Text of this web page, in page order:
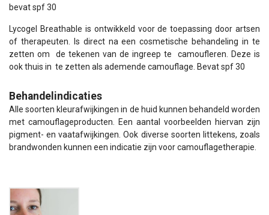
bevat spf 30
Lycogel Breathable is ontwikkeld voor de toepassing door artsen
of therapeuten. Is direct na een cosmetische behandeling in te
zetten om de tekenen van de ingreep te camoufleren. Deze is
ook thuis in te zetten als ademende camouflage. Bevat spf 30
Behandelindicaties
Alle soorten kleurafwijkingen in de huid kunnen behandeld worden
met camouflageproducten. Een aantal voorbeelden hiervan zijn
pigment- en vaatafwijkingen. Ook diverse soorten littekens, zoals
brandwonden kunnen een indicatie zijn voor camouflagetherapie.